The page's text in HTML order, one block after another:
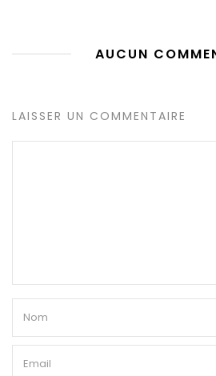
AUCUN
LAISSER UN COMMENTAIRE